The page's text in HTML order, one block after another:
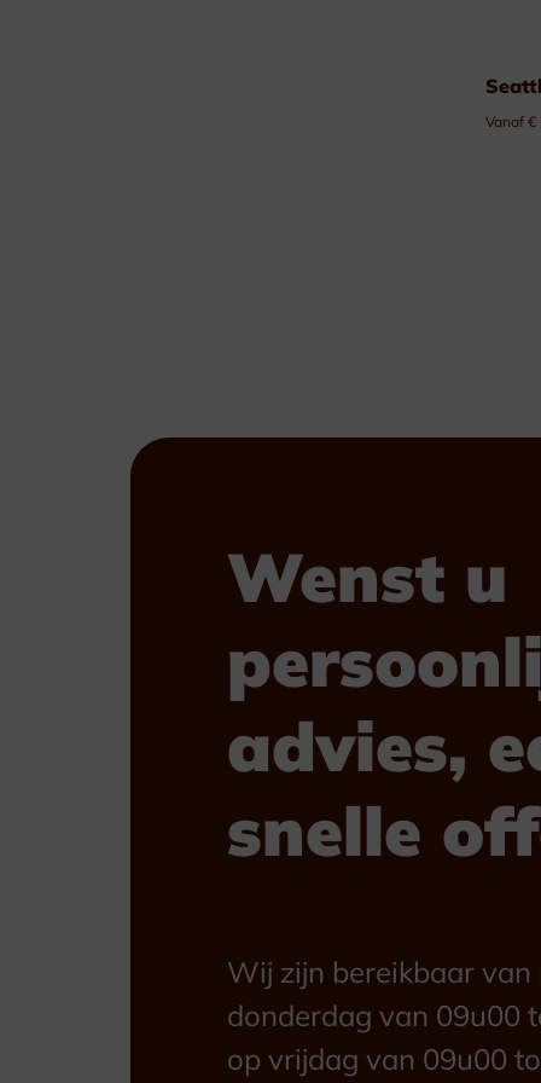
Vanaf €
Wenst u
advies,
snelle
Wij zijn bereikbaar
donderdag van 09u00
op vrijdag van 09u00